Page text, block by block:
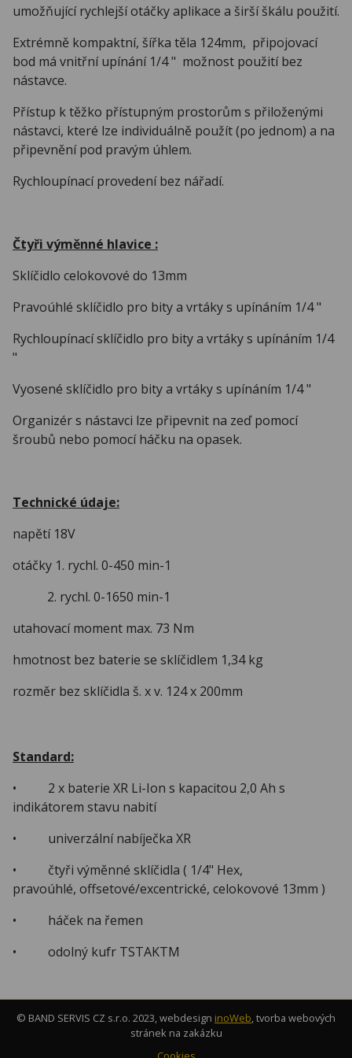
umožňující rychlejší otáčky aplikace a širší škálu použití.
Extrémně kompaktní, šířka těla 124mm, připojovací
bod má vnitřní upínání 1/4 " možnost použití bez
nástavce.
Přístup k těžko přístupným prostorům s přiloženými
nástavci, které lze individuálně použít (po jednom) a na
připevnění pod pravým úhlem.
Rychloupínací provedení bez nářadí.
Čtyři výměnné hlavice :
Sklíčidlo celokovové do 13mm
Pravoúhlé sklíčidlo pro bity a vrtáky s upínáním 1/4 "
Rychloupínací sklíčidlo pro bity a vrtáky s upínáním 1/4
"
Vyosené sklíčidlo pro bity a vrtáky s upínáním 1/4 "
Organizér s nástavci lze připevnit na zeď pomocí
šroubů nebo pomocí háčku na opasek.
Technické údaje:
napětí 18V
otáčky 1. rychl. 0-450 min-1
2. rychl. 0-1650 min-1
utahovací moment max. 73 Nm
hmotnost bez baterie se sklíčidlem 1,34 kg
rozměr bez sklíčidla š. x v. 124 x 200mm
Standard:
• 2 x baterie XR Li-Ion s kapacitou 2,0 Ah s
indikátorem stavu nabití
• univerzální nabíječka XR
• čtyři výměnné sklíčidla ( 1/4" Hex,
pravoúhlé, offsetové/excentrické, celokovové 13mm )
• háček na řemen
• odolný kufr TSTAKTM
© BAND SERVIS CZ s.r.o. 2023, webdesign inoWeb, tvorba webových
stránek na zakázku